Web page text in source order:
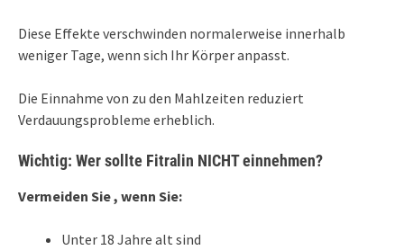
Diese Effekte verschwinden normalerweise innerhalb
weniger Tage, wenn sich Ihr Körper anpasst.
Die Einnahme von zu den Mahlzeiten reduziert
Verdauungsprobleme erheblich.
Wichtig: Wer sollte Fitralin NICHT einnehmen?
Vermeiden Sie , wenn Sie:
Unter 18 Jahre alt sind